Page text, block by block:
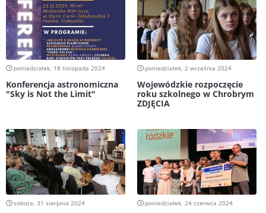
poniedziałek, 18 listopada 2024
Konferencja astronomiczna
"Sky is Not the Limit"
poniedziałek, 2 września 2024
Wojewódzkie rozpoczęcie
roku szkolnego w Chrobrym
ZDJĘCIA
sobota, 31 sierpnia 2024 poniedziałek, 24 czerwca 2024